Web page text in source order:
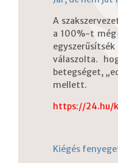
A
a 100%-t még
válaszolta.
betegséget,
mellett.
https://24.hu/
Kiégés